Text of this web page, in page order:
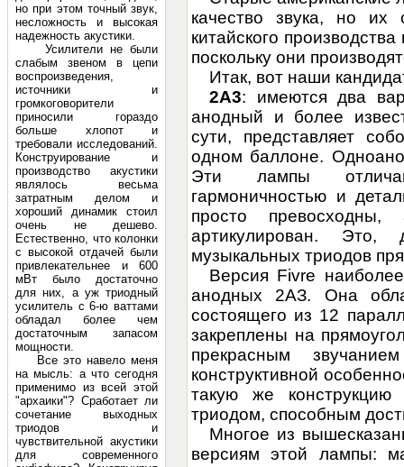
но при этом точный звук,
несложность и высокая
надежность акустики.
Усилители не были
слабым звеном в цепи
воспроизведения,
источники и
громкоговорители
приносили гораздо
больше хлопот и
требовали исследований.
Конструирование и
производство акустики
являлось весьма
затратным делом и
хороший динамик стоил
очень не дешево.
Естественно, что колонки
с высокой отдачей были
привлекательнее и 600
мВт было достаточно
для них, а уж триодный
усилитель с 6-ю ваттами
обладал более чем
достаточным запасом
мощности.
Все это навело меня
на мысль: а что сегодня
применимо из всей этой
"архаики"? Сработает ли
сочетание выходных
триодов и
чувствительной акустики
для современного
качество звука, но их
китайского
поскольку они
Итак, вот наши
2A3: имеются два
анодный и более
сути, представляет
одном баллоне.
Эти лампы
гармоничностью и
просто
артикулирован. Это,
музыкальных триодов
Версия Fivre
анодных 2АЗ. Она
состоящего из 12
закреплены на
прекрасным
конструктивной
такую же конструкцию
триодом, способным
Многое из
версиям этой лампы: